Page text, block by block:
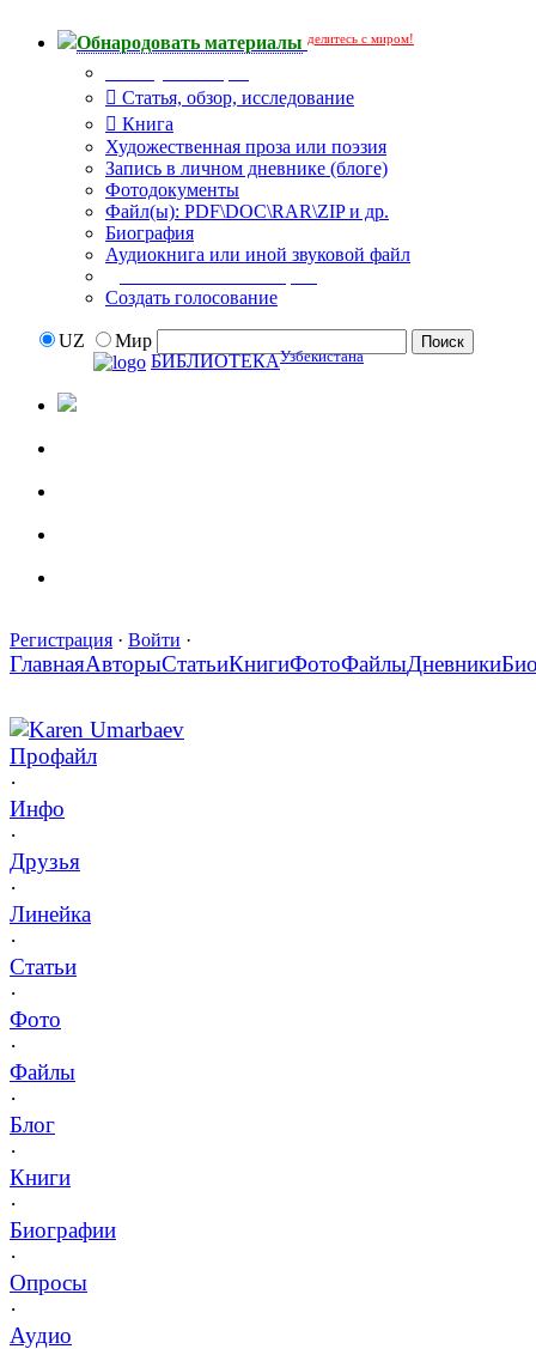
Обнародовать материалы делитесь с миром!
Статья, обзор, исследование
Книга
Художественная проза или поэзия
Запись в личном дневнике (блоге)
Фотодокументы
Файл(ы): PDF\DOC\RAR\ZIP и др.
Биография
Аудиокнига или иной звуковой файл
Создать голосование
UZ
Мир
БИБЛИОТЕКАУзбекистана
Регистрация · Войти ·
ГлавнаяАвторыСтатьиКнигиФотоФайлыДневники
Karen Umarbaev
Профайл
·
Инфо
·
Друзья
·
Линейка
·
Статьи
·
Фото
·
Файлы
·
Блог
·
Книги
·
Биографии
·
Опросы
·
Аудио